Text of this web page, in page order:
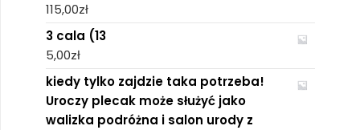
115,00zł
3 cala (13
5,00zł
kiedy tylko zajdzie taka potrzeba!
Uroczy plecak może służyć jako
walizka podróżna i salon urody z